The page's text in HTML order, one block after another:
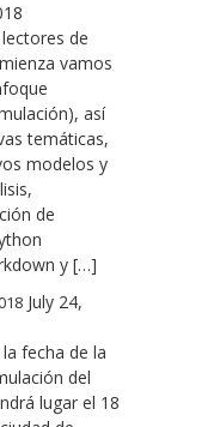
de
vamos
así
temáticas,
modelos y
de
y […]
July 24,
fecha de la
del
lugar el 18